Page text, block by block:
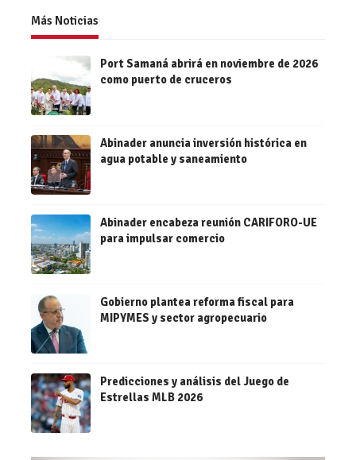
Más Noticias
Port Samaná abrirá en noviembre de 2026
como puerto de cruceros
Abinader anuncia inversión histórica en
agua potable y saneamiento
Abinader encabeza reunión CARIFORO-UE
para impulsar comercio
Gobierno plantea reforma fiscal para
MIPYMES y sector agropecuario
Predicciones y análisis del Juego de
Estrellas MLB 2026